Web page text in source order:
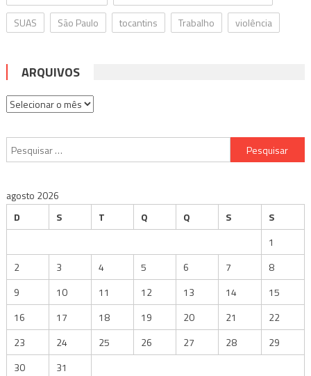
SUAS
São Paulo tocantins Trabalho violência
ARQUIVOS
Arquivos
Pesquisar
por:
agosto 2026
D
S T Q Q S
S
1
2
3 4 5 6 7
8
9
10 11 12 13 14
15
16
17 18 19 20 21
22
23
24 25 26 27 28
29
30
31